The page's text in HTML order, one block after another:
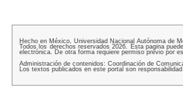
Hecho en México, Universidad Nacional Autónoma de
Todos los derechos reservados 2026. Esta pagina
electrónica. De otra forma requiere permiso previo por
Administración de contenidos: Coordinación de
Los textos publicados en este portal son